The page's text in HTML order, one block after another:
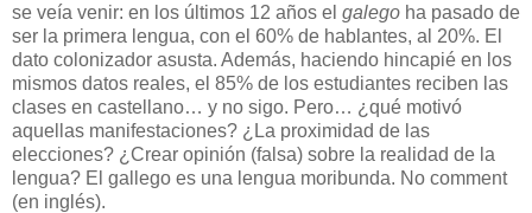
se veía venir: en los últimos 12 años el galego ha pasado de
ser la primera lengua, con el 60% de hablantes, al 20%. El
dato colonizador asusta. Además, haciendo hincapié en los
mismos datos reales, el 85% de los estudiantes reciben las
clases en castellano… y no sigo. Pero… ¿qué motivó
aquellas manifestaciones? ¿La proximidad de las
elecciones? ¿Crear opinión (falsa) sobre la realidad de la
lengua? El gallego es una lengua moribunda. No comment
(en inglés).